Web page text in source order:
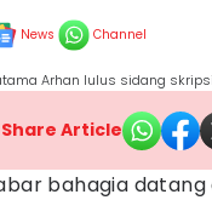
News Channel
Arhan lulus sidang
Share Article
bahagia datang